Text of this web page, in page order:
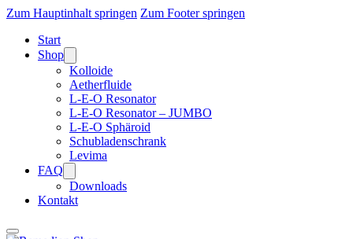
Zum Hauptinhalt springen Zum Footer springen
Start
Shop
Kolloide
Aetherfluide
L-E-O Resonator
L-E-O Resonator – JUMBO
L-E-O Sphäroid
Schubladenschrank
Levima
FAQ
Downloads
Kontakt